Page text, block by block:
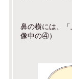
鼻の横には、
像中の④）